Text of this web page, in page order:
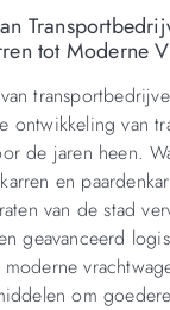
tot Moderne
ontwikkeling van
de jaren heen.
en
van de stad
geavanceerd
om